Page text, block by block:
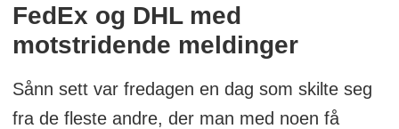
FedEx og DHL med
motstridende meldinger
Sånn sett var fredagen en dag som skilte seg
fra de fleste andre, der man med noen få